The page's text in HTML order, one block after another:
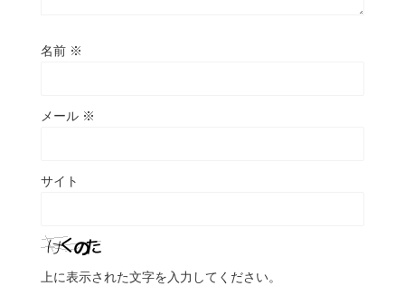
名前 ※
メール ※
サイト
上に表示された文字を入力してください。